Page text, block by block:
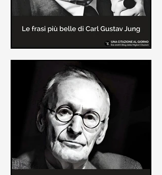
Le frasi più belle di Carl Gustav
In questa pagina sono raccolte le
frasi più belle di Carl Gustav Jung
tratte dai suoi libri più significativi
come "Libro Rosso"